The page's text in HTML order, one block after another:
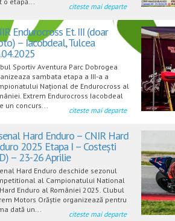
citeste mai departe
Endurocross Et. III (doar
– Iacobdeal, Tulcea
Sportiv Aventura Parc Dobrogea
sambata etapa a III-a a
Național de Endurocross al
Extrem Endurocross Iacobdeal
un concurs...
citeste mai departe
Hard Enduro – CNIR Hard
2025 Etapa I – Costești
– 23-26 Aprilie
Hard Enduro deschide sezonul
al Campionatului National
Enduro al României 2025. Clubul
Motors Orăștie organizează pentru
dată un...
citeste mai departe